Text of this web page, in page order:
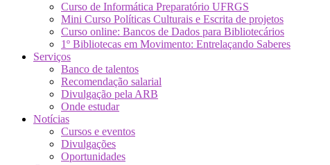
Curso de Informática Preparatório UFRGS
Mini Curso Políticas Culturais e Escrita de projetos
Curso online: Bancos de Dados para Bibliotecários
1º Bibliotecas em Movimento: Entrelaçando Saberes
Serviços
Banco de talentos
Recomendação salarial
Divulgação pela ARB
Onde estudar
Notícias
Cursos e eventos
Divulgações
Oportunidades